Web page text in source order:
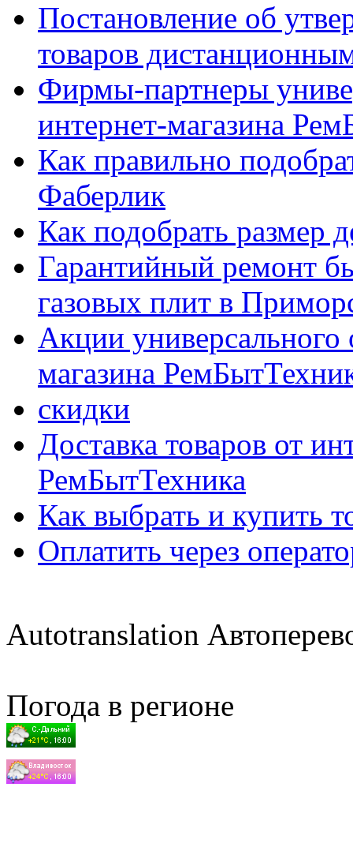
Постановление об
товаров
Фирмы-партнеры
интернет-магазина
Как правильно
Фаберлик
Как подобрать размер
Гарантийный ремонт
газовых плит в
Акции универсального
магазина
скидки
Доставка товаров от
РемБытТехника
Как выбрать и купить
Оплатить через
Autotranslation
Погода в регионе